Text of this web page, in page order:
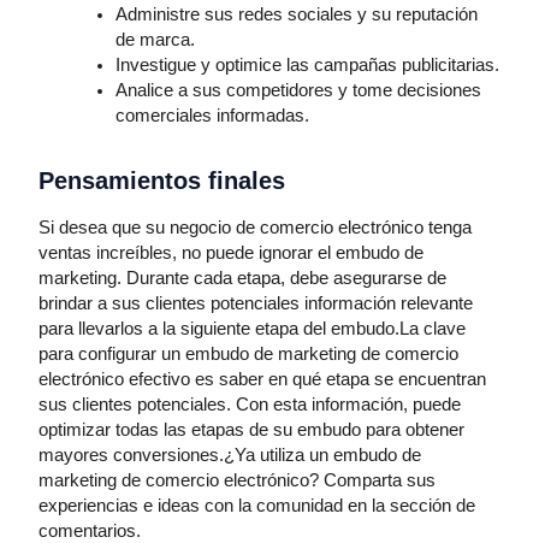
Administre sus redes sociales y su reputación
de marca.
Investigue y optimice las campañas publicitarias.
Analice a sus competidores y tome decisiones
comerciales informadas.
Pensamientos finales
Si desea que su negocio de comercio electrónico tenga
ventas increíbles, no puede ignorar el embudo de
marketing. Durante cada etapa, debe asegurarse de
brindar a sus clientes potenciales información relevante
para llevarlos a la siguiente etapa del embudo.La clave
para configurar un embudo de marketing de comercio
electrónico efectivo es saber en qué etapa se encuentran
sus clientes potenciales. Con esta información, puede
optimizar todas las etapas de su embudo para obtener
mayores conversiones.¿Ya utiliza un embudo de
marketing de comercio electrónico? Comparta sus
experiencias e ideas con la comunidad en la sección de
comentarios.